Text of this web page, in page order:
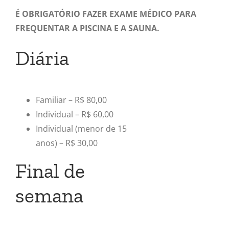
É OBRIGATÓRIO FAZER EXAME MÉDICO PARA
FREQUENTAR A PISCINA E A SAUNA.
Diária
Familiar – R$ 80,00
Individual – R$ 60,00
Individual (menor de 15
anos) – R$ 30,00
Final de
semana